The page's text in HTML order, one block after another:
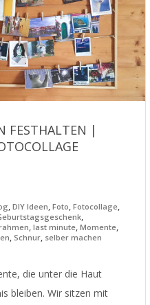
FESTHALTEN |
,DIY Ideen,Foto,Fotocollage,
,
,last minute,Momente,
,Schnur, selber machen
die unter die Haut
bleiben. Wir sitzen mit